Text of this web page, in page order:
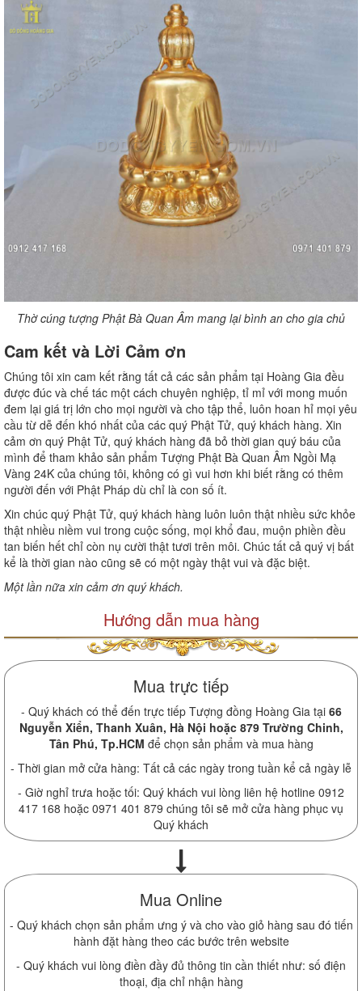
Thờ cúng tượng Phật Bà Quan Âm mang lại bình an cho gia chủ
Cam kết và Lời Cảm ơn
Chúng tôi xin cam kết rằng tất cả các sản phẩm tại Hoàng Gia đều
được đúc và chế tác một cách chuyên nghiệp, tỉ mỉ với mong muốn
đem lại giá trị lớn cho mọi người và cho tập thể, luôn hoan hỉ mọi yêu
cầu từ dễ đến khó nhất của các quý Phật Tử, quý khách hàng. Xin
cảm ơn quý Phật Tử, quý khách hàng đã bỏ thời gian quý báu của
mình để tham khảo sản phẩm Tượng Phật Bà Quan Âm Ngồi Mạ
Vàng 24K của chúng tôi, không có gì vui hơn khi biết rằng có thêm
người đến với Phật Pháp dù chỉ là con số ít.
Xin chúc quý Phật Tử, quý khách hàng luôn luôn thật nhiều sức khỏe
thật nhiều niềm vui trong cuộc sống, mọi khổ đau, muộn phiền đều
tan biến hết chỉ còn nụ cười thật tươi trên môi. Chúc tất cả quý vị bất
kể là thời gian nào cũng sẽ có một ngày thật vui và đặc biệt.
Một lần nữa xin cảm ơn quý khách.
Hướng dẫn mua hàng
Mua trực tiếp
- Quý khách có thể đến trực tiếp Tượng đồng Hoàng Gia tại 66
Nguyễn Xiển, Thanh Xuân, Hà Nội hoặc 879 Trường Chinh,
Tân Phú, Tp.HCM để chọn sản phẩm và mua hàng
- Thời gian mở cửa hàng: Tất cả các ngày trong tuần kể cả ngày lễ
- Giờ nghỉ trưa hoặc tối: Quý khách vui lòng liên hệ hotline 0912
417 168 hoặc 0971 401 879 chúng tôi sẽ mở cửa hàng phục vụ
Quý khách
Mua Online
- Quý khách chọn sản phẩm ưng ý và cho vào giỏ hàng sau đó tiến
hành đặt hàng theo các bước trên website
- Quý khách vui lòng điền đầy đủ thông tin cần thiết như: số điện
thoại, địa chỉ nhận hàng